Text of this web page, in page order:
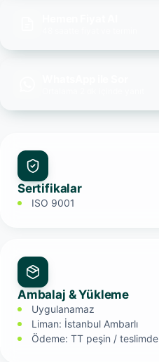
Sertifikalar
ISO 9001
Ambalaj & Yükleme
Uygulanamaz
Liman: İstanbul Ambarlı
Ödeme: TT peşin / teslimde